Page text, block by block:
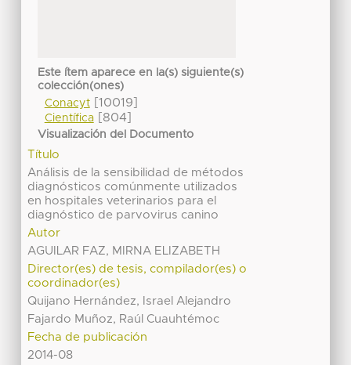
Este ítem aparece en la(s) siguiente(s)
colección(ones)
Conacyt[10019]
Científica[804]
Visualización del Documento
Título
Análisis de la sensibilidad de métodos
diagnósticos comúnmente utilizados
en hospitales veterinarios para el
diagnóstico de parvovirus canino
Autor
AGUILAR FAZ, MIRNA ELIZABETH
Director(es) de tesis, compilador(es) o
coordinador(es)
Quijano Hernández, Israel Alejandro
Fajardo Muñoz, Raúl Cuauhtémoc
Fecha de publicación
2014-08